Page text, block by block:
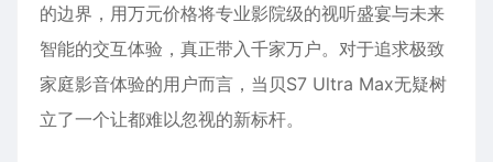
的边界，用万元价格将专业影院级的视听盛宴与未来
智能的交互体验，真正带入千家万户。对于追求极致
家庭影音体验的用户而言，当贝S7 Ultra Max无疑树
立了一个让都难以忽视的新标杆。